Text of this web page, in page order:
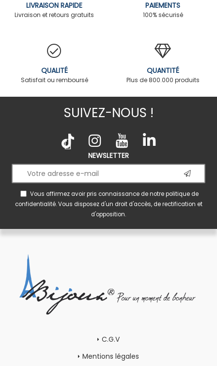
LIVRAISON RAPIDE
Livraison et retours gratuits
PAIEMENTS
100% sécurisé
QUALITÉ
Satisfait ou remboursé
QUANTITÉ
Plus de 800.000 produits
SUIVEZ-NOUS !
NEWSLETTER
Vous affirmez avoir pris connaissance de notrepolitique de
confidentialité. Vous disposez d'un droit d'accès, de rectification et
d'opposition.
C.G.V
Mentions légales